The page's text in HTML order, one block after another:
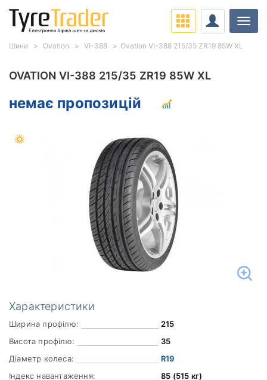
OVATION VI-388 215/35 ZR19 85W XL
немає пропозицій
Характеристики
Ширина профілю:
215
Висота профілю:
35
Діаметр колеса:
R19
Індекс навантаження:
85 (515 кг)
Шини Ovation VI-388 Ovation VI-388 215/35 ZR19 85W XL